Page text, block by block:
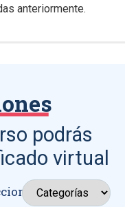
anteriormente.
podrás
virtual